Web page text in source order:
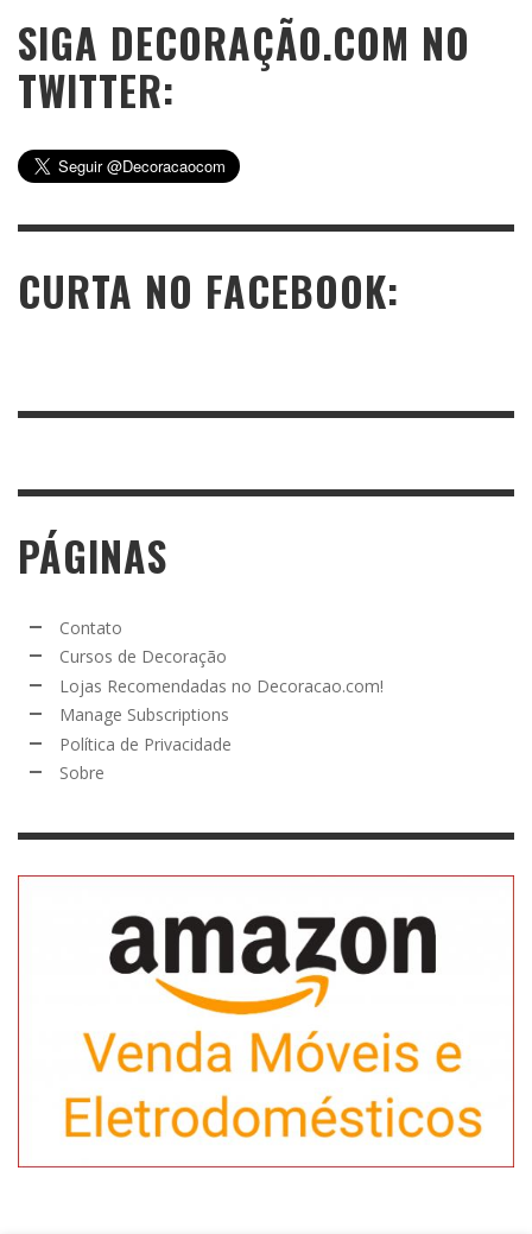
SIGA DECORAÇÃO.COM NO
TWITTER:
CURTA NO FACEBOOK:
PÁGINAS
Contato
Cursos de Decoração
Lojas Recomendadas no Decoracao.com!
Manage Subscriptions
Política de Privacidade
Sobre